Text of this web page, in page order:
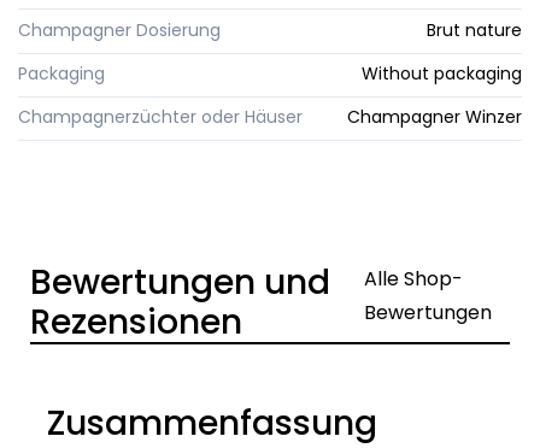
Champagner Dosierung
Brut nature
Packaging
Without packaging
Champagnerzüchter oder Häuser
Champagner Winzer
Bewertungen und
Rezensionen
Alle Shop-
Bewertungen
Zusammenfassung